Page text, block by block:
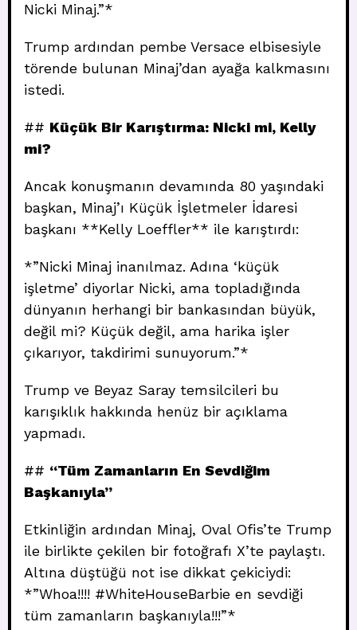
Nicki Minaj.”*
Trump ardından pembe Versace elbisesiyle
törende bulunan Minaj’dan ayağa kalkmasını
istedi.
## Küçük Bir Karıştırma: Nicki mi, Kelly
mi?
Ancak konuşmanın devamında 80 yaşındaki
başkan, Minaj’ı Küçük İşletmeler İdaresi
başkanı **Kelly Loeffler** ile karıştırdı:
*”Nicki Minaj inanılmaz. Adına ‘küçük
işletme’ diyorlar Nicki, ama topladığında
dünyanın herhangi bir bankasından büyük,
değil mi? Küçük değil, ama harika işler
çıkarıyor, takdirimi sunuyorum.”*
Trump ve Beyaz Saray temsilcileri bu
karışıklık hakkında henüz bir açıklama
yapmadı.
## “Tüm Zamanların En Sevdiğim
Başkanıyla”
Etkinliğin ardından Minaj, Oval Ofis’te Trump
ile birlikte çekilen bir fotoğrafı X’te paylaştı.
Altına düştüğü not ise dikkat çekiciydi:
*”Whoa!!!! #WhiteHouseBarbie en sevdiği
tüm zamanların başkanıyla!!!”*